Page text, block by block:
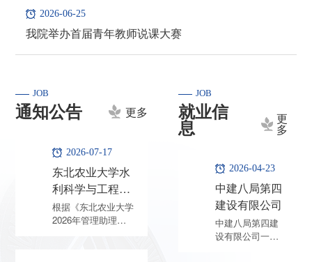
2026-06-25
我院举办首届青年教师说课大赛
JOB
通知公告 更多
2026-07-17
东北农业大学水
利科学与工程学
院2026年管理助
理、教学助理岗
根据《东北农业大学
2026年管理助理、
JOB
就业信
息
更
多
2026-04-23
中建八局第四
建设有限公司
中建八局第四建
设有限公司一、